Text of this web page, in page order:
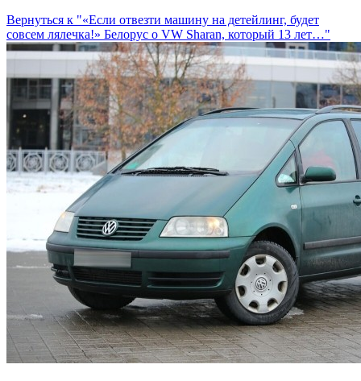
Вернуться к "«Если отвезти машину на детейлинг, будет
совсем лялечка!» Белорус о VW Sharan, который 13 лет…"